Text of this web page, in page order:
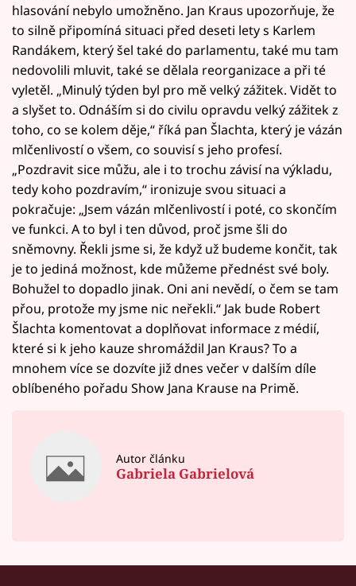
hlasování nebylo umožněno. Jan Kraus upozorňuje, že
to silně připomíná situaci před deseti lety s Karlem
Randákem, který šel také do parlamentu, také mu tam
nedovolili mluvit, také se dělala reorganizace a při té
vyletěl. „Minulý týden byl pro mě velký zážitek. Vidět to
a slyšet to. Odnáším si do civilu opravdu velký zážitek z
toho, co se kolem děje,“ říká pan Šlachta, který je vázán
mlčenlivostí o všem, co souvisí s jeho profesí.
„Pozdravit sice můžu, ale i to trochu závisí na výkladu,
tedy koho pozdravím,“ ironizuje svou situaci a
pokračuje: „Jsem vázán mlčenlivostí i poté, co skončím
ve funkci. A to byl i ten důvod, proč jsme šli do
sněmovny. Řekli jsme si, že když už budeme končit, tak
je to jediná možnost, kde můžeme přednést své boly.
Bohužel to dopadlo jinak. Oni ani nevědí, o čem se tam
přou, protože my jsme nic neřekli.“ Jak bude Robert
Šlachta komentovat a doplňovat informace z médií,
které si k jeho kauze shromáždil Jan Kraus? To a
mnohem více se dozvíte již dnes večer v dalším díle
oblíbeného pořadu Show Jana Krause na Primě.
Autor článku
Gabriela Gabrielová